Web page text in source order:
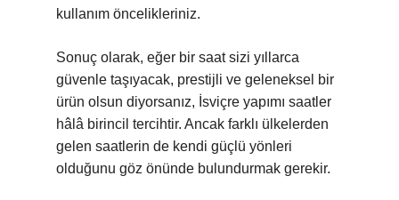
kullanım öncelikleriniz.
Sonuç olarak, eğer bir saat sizi yıllarca
güvenle taşıyacak, prestijli ve geleneksel bir
ürün olsun diyorsanız, İsviçre yapımı saatler
hâlâ birincil tercihtir. Ancak farklı ülkelerden
gelen saatlerin de kendi güçlü yönleri
olduğunu göz önünde bulundurmak gerekir.